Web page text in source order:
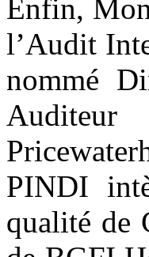
Enfin,
l’Audit
nommé
PINDI
qualité de